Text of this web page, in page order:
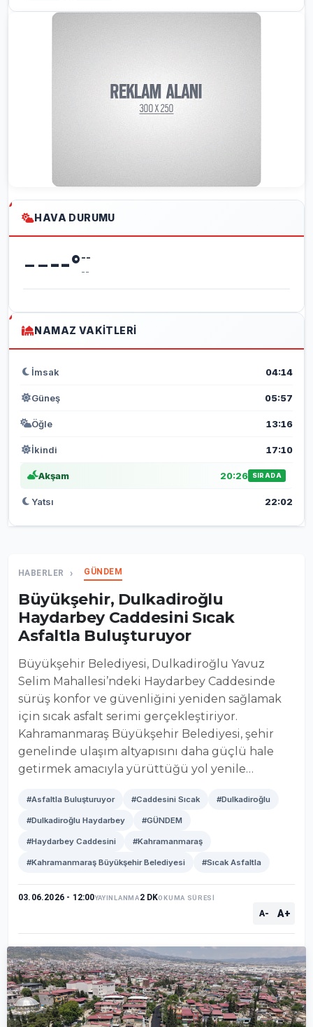
HAVA DURUMU
----°--
--
NAMAZ VAKITLERI
İmsak 04:14
Güneş 05:57
Öğle 13:16
İkindi 17:10
Akşam 20:26 SIRADA
Yatsı 22:02
HABERLER GÜNDEM
Büyükşehir, Dulkadiroğlu
Haydarbey Caddesini Sıcak
Asfaltla Buluşturuyor
Büyükşehir Belediyesi, Dulkadiroğlu Yavuz
Selim Mahallesi’ndeki Haydarbey Caddesinde
sürüş konfor ve güvenliğini yeniden sağlamak
için sıcak asfalt serimi gerçekleştiriyor.
Kahramanmaraş Büyükşehir Belediyesi, şehir
genelinde ulaşım altyapısını daha güçlü hale
getirmek amacıyla yürüttüğü yol yenile…
#Asfaltla Buluşturuyor #Caddesini Sıcak #Dulkadiroğlu
#Dulkadiroğlu Haydarbey #GÜNDEM
#Haydarbey Caddesini #Kahramanmaraş
#Kahramanmaraş Büyükşehir Belediyesi #Sıcak Asfaltla
03.06.2026 - 12:00YAYINLANMA2 DKOKUMA SÜRESİ
A- A+